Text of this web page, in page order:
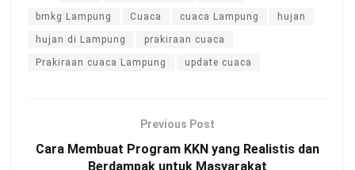
bmkg Lampung Cuaca cuaca Lampung hujan
hujan di Lampung prakiraan cuaca
Prakiraan cuaca Lampung update cuaca
Previous Post
Cara Membuat Program KKN yang Realistis dan
Berdampak untuk Masyarakat